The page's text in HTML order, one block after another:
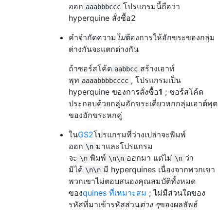
ออก aaabbbccc โปรแกรมนี้ถือว่า
hyperquine สั่งซื้อ2
คำจำกัดความ ไม่ต้องการให้อักขระของกลุ่ม
ต่างกันจะแตกต่างกัน
ถ้าซอร์สโค้ด aabbcc สร้างเอาท์
พุท aaaabbbbcccc , โปรแกรมเป็น
hyperquine ของการสั่งซื้อ1 ; ซอร์สโค้ด
ประกอบด้วยกลุ่มอักขระเดี่ยวหกกลุ่มเอาต์พุต
ของอักขระหกคู่
ในGS2โปรแกรมที่ว่างเปล่าจะพิมพ์
ออก \n มาและโปรแกรม
จะ \n พิมพ์ \n\n ออกมา แต่ไม่ \n ว่า
มิได้ \n\n มี hyperquines เนื่องจากพวกเขา
พวกเขาไม่ตอบสนองคุณสมบัติทั้งหมด
ของquines ที่เหมาะสม ; ไม่มีส่วนใดของ
รหัสที่มาเข้ารหัสส่วนต่าง ๆของผลลัพธ์